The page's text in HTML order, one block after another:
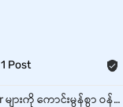
1 Post
• Facebook နှင့် TikTok Page Message များကို အချိန်မီ ပြန်လည်ဖြေကြားပေးခြင်းနှင့် Customer များကို ကောင်းမွန်စွာ ဝန်ဆောင်မှုပေးခြင်း။ • သတ်မှတ်ထားသော Sale Target များ ပြည့်မီအောင် အရောင်းလုပ်ငန်းများကို စီမံခန့်ခွဲခြင်းနှင့် Team ၏ KPI များအား စောင့်ကြည့်စစ်ဆေးခြင်း။ • Customer Complaint (အဆင်မပြေမှုတိုင်ကြားချက်) များအား စိတ်ရှည်စွာဖြင့် ကောင်းမွန်စွာ ဖြေရှင်းပေးခြင်း။ • လုပ်ငန်းများ ချောမွေ့စေရန်အတွက် သက်ဆိုင်ရာဌာနများဖြစ်သော Marketing, Warehouse, Admin, Finance တို့နှင့် အနီးကပ် ညှိနှိုင်းပူးပေါင်းဆောင်ရွက်ခြင်း။ • အရောင်းတိုးတက်မှုနှင့် လုပ်ငန်းဆောင်ရွက်ချက်ဆိုင်ရာ Reporting များကို အထက်လူကြီးထံ အချိန်မီ ပြုစုတင်ပြခြင်း။